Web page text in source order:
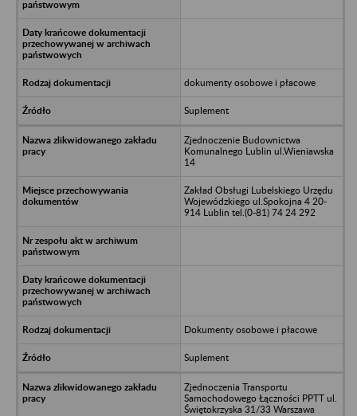
dokumenty osobowe i płacowe
Suplement
Zjednoczenie Budownictwa
Komunalnego Lublin ul.Wieniawska
14
Zakład Obsługi Lubelskiego Urzędu
Wojewódzkiego ul.Spokojna 4 20-
914 Lublin tel.(0-81) 74 24 292
Dokumenty osobowe i płacowe
Suplement
Zjednoczenia Transportu
Samochodowego Łączności PPTT ul.
Świętokrzyska 31/33 Warszawa